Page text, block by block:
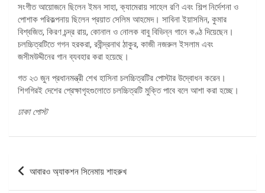
সংগীত আয়োজনে ছিলেন ইমন সাহা, ক্যামেরায় সাহেল রণি এবং শিল্প নির্দেশনা ও
পোশাক পরিকল্পনায় ছিলেন প্রয়াত সেলিম আহমেদ। সাবিনা ইয়াসমিন, কুমার
বিশ্বজিত, কিরণ চন্দ্র রায়, কোনাল ও নোলক বাবু বিভিন্ন গানে কণ্ঠ দিয়েছেন।
চলচ্চিত্রটিতে গগন হরকরা, রবীন্দ্রনাথ ঠাকুর, কাজী নজরুল ইসলাম এবং
জসীমউদ্দীনের গান ব্যবহার করা হয়েছে।
গত ২৩ জুন প্রধানমন্ত্রী শেখ হাসিনা চলচ্চিত্রটির পোস্টার উদ্বোধন করেন।
শিগগিরই দেশের প্রেক্ষাগৃহগুলোতে চলচ্চিত্রটি মুক্তি পাবে বলে আশা করা হচ্ছে।
ঢাকা পোস্ট
পোস্ট
ন্যাভিগেশন
আবারও অ্যাকশন সিনেমায় শাহরুখ